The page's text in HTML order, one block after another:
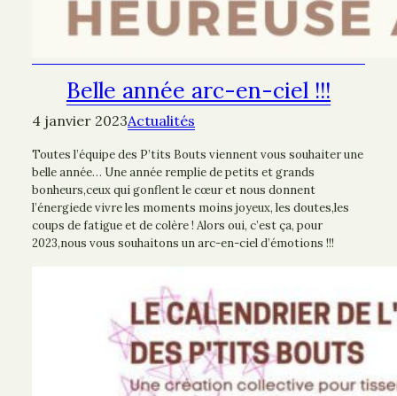
Belle année arc-en-ciel !!!
4 janvier 2023Actualités
Toutes l’équipe des P’tits Bouts viennent vous souhaiter une
belle année… Une année remplie de petits et grands
bonheurs,ceux qui gonflent le cœur et nous donnent
l’énergiede vivre les moments moins joyeux, les doutes,les
coups de fatigue et de colère ! Alors oui, c’est ça, pour
2023,nous vous souhaitons un arc-en-ciel d’émotions !!!